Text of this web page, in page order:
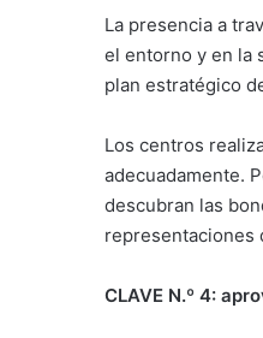
La presencia a
el entorno y en la
plan estratégico
Los centros
adecuadamente.
descubran las
representaciones
CLAVE N.º 4: